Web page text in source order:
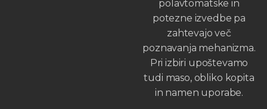
polavtomatske in
potezne izvedbe pa
zahtevajo več
poznavanja mehanizma.
Pri izbiri upoštevamo
tudi maso, obliko kopita
in namen uporabe.